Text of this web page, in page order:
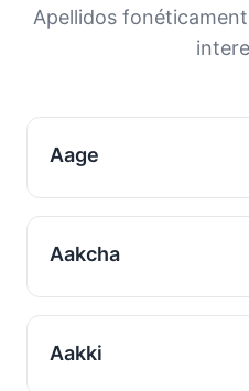
orígenes y la historia
Apellidos
Aage
Aakcha
Aakki